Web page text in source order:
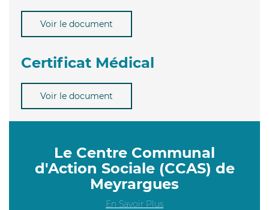
Voir le document
Certificat Médical
Voir le document
Le Centre Communal
d'Action Sociale (CCAS) de
Meyrargues
En Savoir Plus